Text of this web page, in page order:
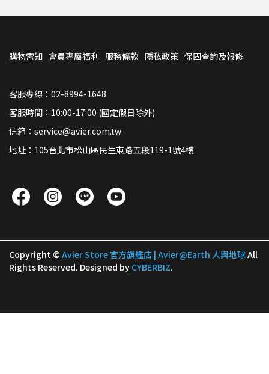
購物需知 會員專屬福利 服務條款 隱私政策 保固查詢及報修
客服專線：02-8994-1648
客服時間：10:00-17:00 (國定假日除外)
信箱：service@avier.com.tw
地址：105台北市松山區民生東路五段119-1號4樓
Copyright © Avier Store 官方旗艦店 | Avier@Earth 人與地球All
Rights Reserved. Designed by CYBERBIZ.